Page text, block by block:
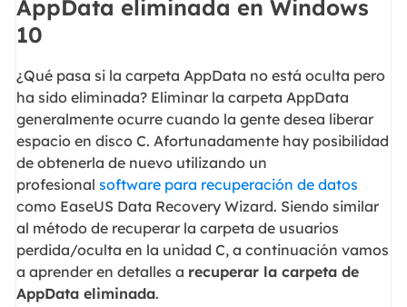
AppData eliminada en Windows
10
¿Qué pasa si la carpeta AppData no está oculta pero
ha sido eliminada? Eliminar la carpeta AppData
generalmente ocurre cuando la gente desea liberar
espacio en disco C. Afortunadamente hay posibilidad
de obtenerla de nuevo utilizando un
profesional software para recuperación de datos
como EaseUS Data Recovery Wizard. Siendo similar
al método de recuperar la carpeta de usuarios
perdida/oculta en la unidad C, a continuación vamos
a aprender en detalles a recuperar la carpeta de
AppData eliminada.